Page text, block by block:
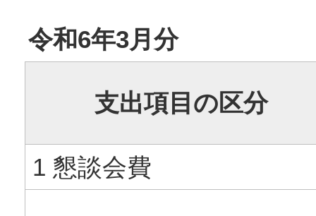
令和6年3月分
支出項目の区分
1 懇談会費